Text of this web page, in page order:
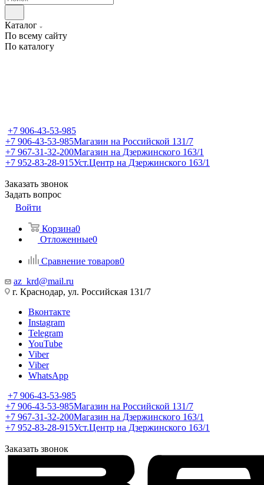
Каталог
По всему сайту
По каталогу
+7 906-43-53-985
+7 906-43-53-985Магазин на Российской 131/7
+7 967-31-32-200Магазин на Дзержинского 163/1
+7 952-83-28-915Уст.Центр на Дзержинского 163/1
Заказать звонок
Задать вопрос
Войти
Корзина0
Отложенные0
Сравнение товаров0
az_krd@mail.ru
г. Краснодар, ул. Российская 131/7
Вконтакте
Instagram
Telegram
YouTube
Viber
Viber
WhatsApp
+7 906-43-53-985
+7 906-43-53-985Магазин на Российской 131/7
+7 967-31-32-200Магазин на Дзержинского 163/1
+7 952-83-28-915Уст.Центр на Дзержинского 163/1
Заказать звонок